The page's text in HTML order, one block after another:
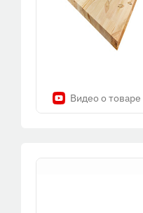
Видео о товаре